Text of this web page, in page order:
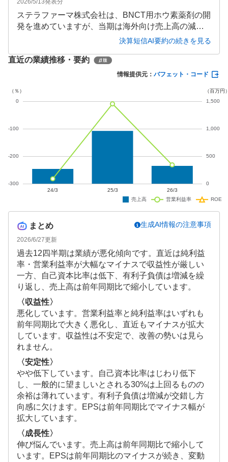
2026/5/13発表分
ステラファーマ株式会社は、BNCT用ホウ素薬剤の開
発を進めていますが、当期は海外向け売上高の減少
により大幅減収となりました。研究開発費等の増加
造体制の構築や中国向け輸出により増収を見込むも
のの、引き続き損失計上の予想です。財務基盤の強
決算短信AI要約の続きを見る
直近の業績推移・要約
情報提供元： バフェット・コード
まとめ
2026/6/27更新
生成AI情報の注意事項
過去12四半期は業績が悪化傾向です。直近は純利益
率・営業利益率が大幅なマイナスで収益性が厳しい
一方、自己資本比率は低下、有利子負債は増減を繰
り返し、売上高は前年同期比で縮小しています。
〈収益性〉
悪化しています。営業利益率と純利益率はいずれも
前年同期比で大きく悪化し、直近もマイナスが拡大
しています。収益性は不安定で、改善の勢いは見ら
れません。
〈安定性〉
やや低下しています。自己資本比率はじわり低下
し、一般的に望ましいとされる30%は上回るものの
余裕は薄れています。有利子負債は増減が交錯し方
向感に欠けます。EPSは前年同期比でマイナス幅が
拡大しています。
〈成長性〉
伸び悩んでいます。売上高は前年同期比で縮小して
います。EPSは前年同期比のマイナスが続き、変動